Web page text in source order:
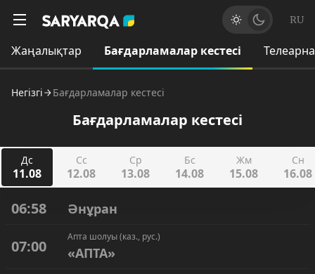
RU
Жаңалықтар Бағдарламалар кестесі
Негізгі Бағдарламалар кестесі
Бағдарламалар кестесі
Дс
11.08
Сс
12.08
Ср
13.08
Бс
14.08
Жм
15.08
Сн
16.08
06:58 Әнұран
07:00
Апта шолуы (каз., рус.)
«АПТА»